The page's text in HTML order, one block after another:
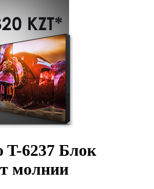
T-6237 Блок
молнии